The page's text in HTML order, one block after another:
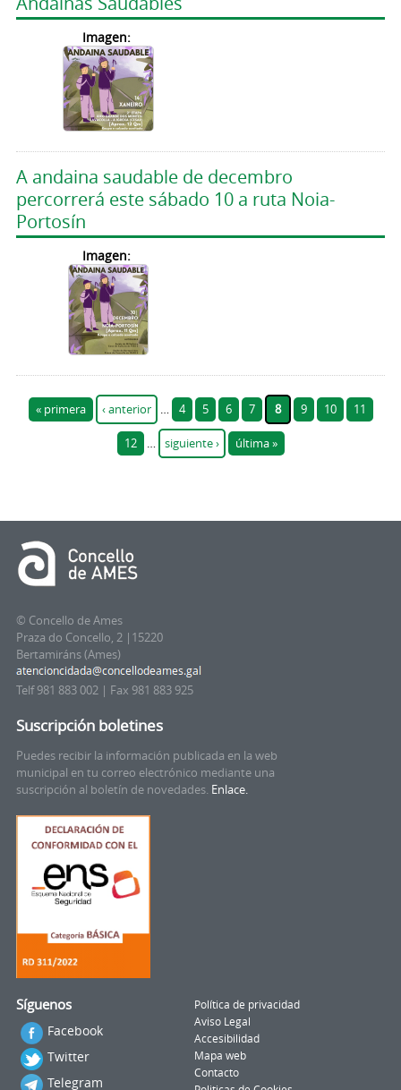
Imagen:
A andaina saudable de decembro
percorrerá este sábado 10 a ruta Noia-
Portosín
Imagen:
« primera ‹ anterior … 4 5 6 7 8 9 10 11
12 … siguiente › última »
© Concello de Ames
Praza do Concello, 2 |15220
Bertamiráns (Ames)
Telf 981 883 002 | Fax 981 883 925
Suscripción boletines
Puedes recibir la información publicada en la web
municipal en tu correo electrónico mediante una
suscripción al boletín de novedades. Enlace.
Síguenos
Facebook
Twitter
Telegram
Política de privacidad
Aviso Legal
Accesibilidad
Mapa web
Contacto